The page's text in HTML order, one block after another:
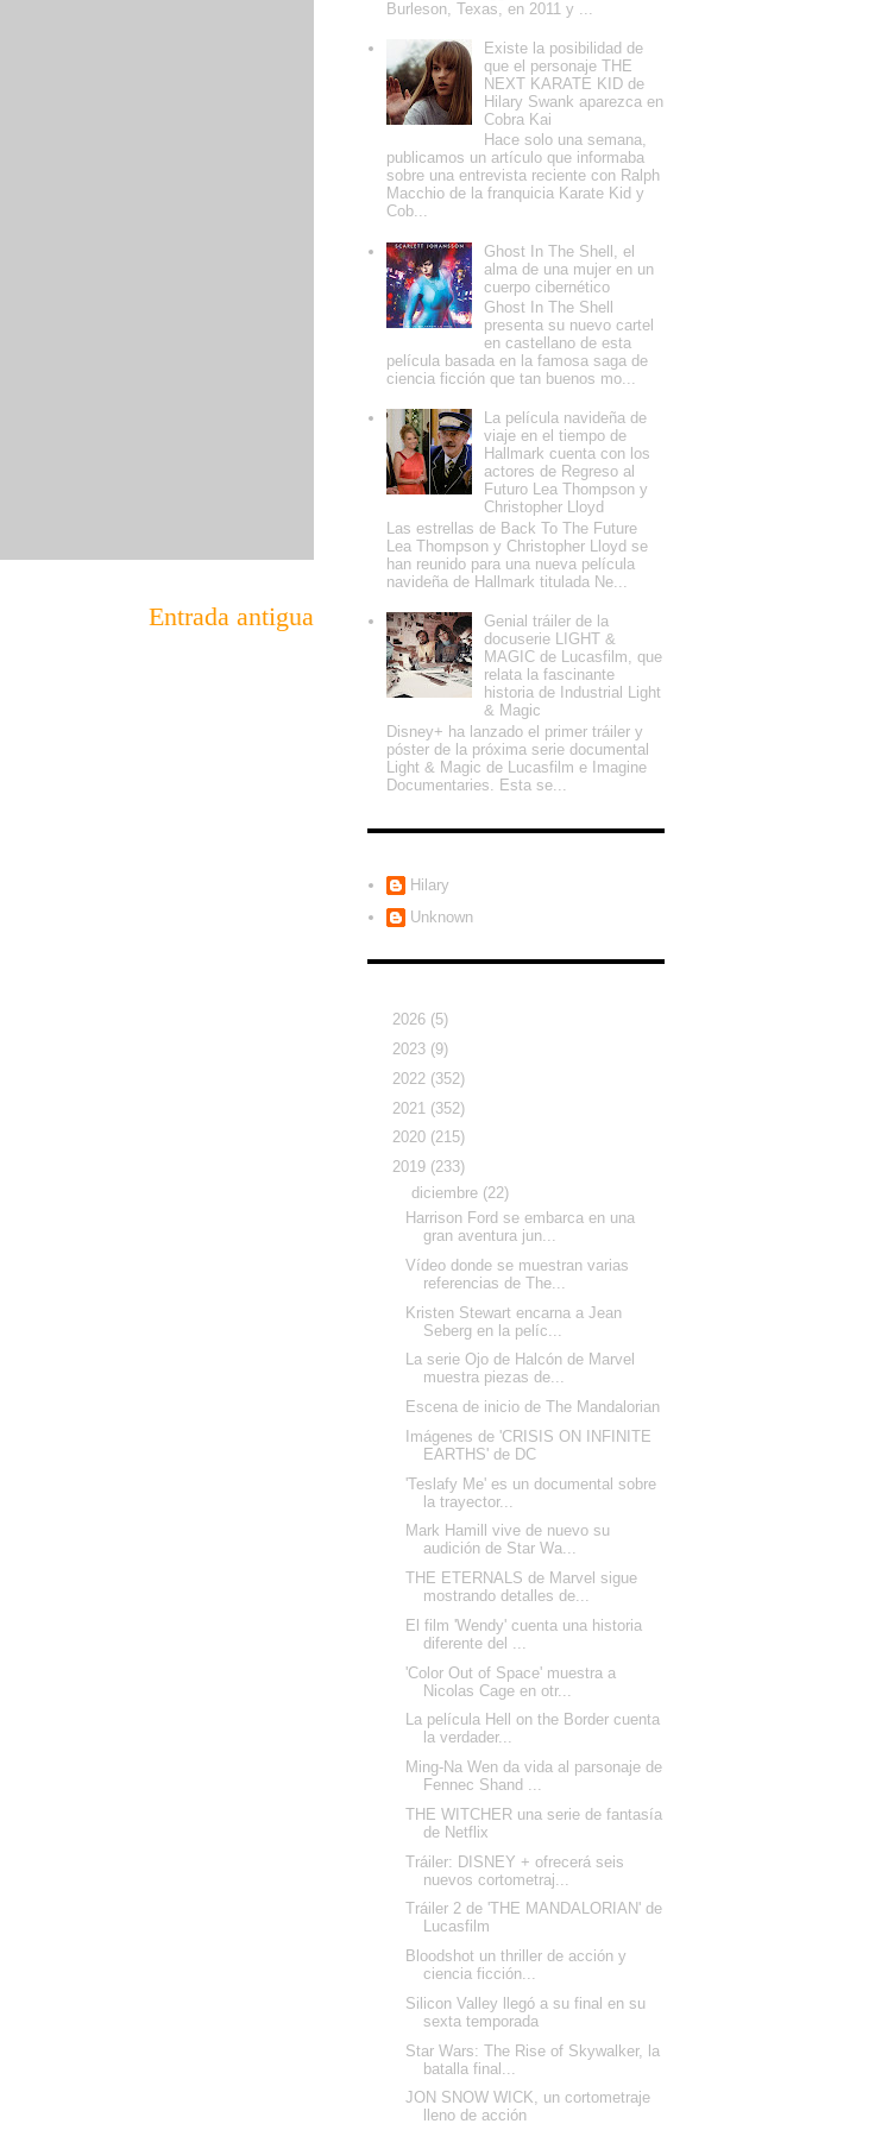
Entrada antigua
Burleson, Texas, en 2011 y ...
Existe la posibilidad de
que el personaje THE
NEXT KARATE KID de
Hilary Swank aparezca en
Cobra Kai
Hace solo una semana,
publicamos un artículo que informaba
sobre una entrevista reciente con Ralph
Macchio de la franquicia Karate Kid y
Cob...
Ghost In The Shell, el
alma de una mujer en un
cuerpo cibernético
Ghost In The Shell
presenta su nuevo cartel
en castellano de esta
película basada en la famosa saga de
ciencia ficción que tan buenos mo...
La película navideña de
viaje en el tiempo de
Hallmark cuenta con los
actores de Regreso al
Futuro Lea Thompson y
Christopher Lloyd
Las estrellas de Back To The Future
Lea Thompson y Christopher Lloyd se
han reunido para una nueva película
navideña de Hallmark titulada Ne...
Genial tráiler de la
docuserie LIGHT &
MAGIC de Lucasfilm, que
relata la fascinante
historia de Industrial Light
& Magic
Disney+ ha lanzado el primer tráiler y
póster de la próxima serie documental
Light & Magic de Lucasfilm e Imagine
Documentaries. Esta se...
Hilary
Unknown
2026 (5)
2023 (9)
2022 (352)
2021 (352)
2020 (215)
2019 (233)
diciembre (22)
Harrison Ford se embarca en una
gran aventura jun...
Vídeo donde se muestran varias
referencias de The...
Kristen Stewart encarna a Jean
Seberg en la pelíc...
La serie Ojo de Halcón de Marvel
muestra piezas de...
Escena de inicio de The Mandalorian
Imágenes de 'CRISIS ON INFINITE
EARTHS' de DC
'Teslafy Me' es un documental sobre
la trayector...
Mark Hamill vive de nuevo su
audición de Star Wa...
THE ETERNALS de Marvel sigue
mostrando detalles de...
El film 'Wendy' cuenta una historia
diferente del ...
'Color Out of Space' muestra a
Nicolas Cage en otr...
La película Hell on the Border cuenta
la verdader...
Ming-Na Wen da vida al parsonaje de
Fennec Shand ...
THE WITCHER una serie de fantasía
de Netflix
Tráiler: DISNEY + ofrecerá seis
nuevos cortometraj...
Tráiler 2 de 'THE MANDALORIAN' de
Lucasfilm
Bloodshot un thriller de acción y
ciencia ficción...
Silicon Valley llegó a su final en su
sexta temporada
Star Wars: The Rise of Skywalker, la
batalla final...
JON SNOW WICK, un cortometraje
lleno de acción